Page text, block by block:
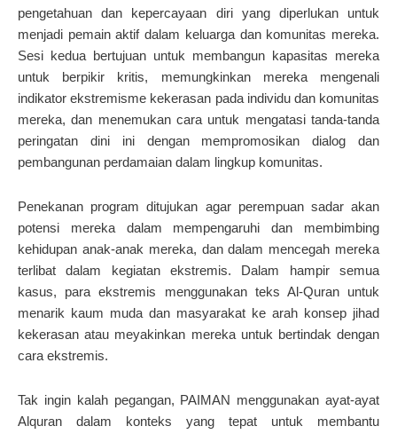
pengetahuan dan kepercayaan diri yang diperlukan untuk
menjadi pemain aktif dalam keluarga dan komunitas mereka.
Sesi kedua bertujuan untuk membangun kapasitas mereka
untuk berpikir kritis, memungkinkan mereka mengenali
indikator ekstremisme kekerasan pada individu dan komunitas
mereka, dan menemukan cara untuk mengatasi tanda-tanda
peringatan dini ini dengan mempromosikan dialog dan
pembangunan perdamaian dalam lingkup komunitas.
Penekanan program ditujukan agar perempuan sadar akan
potensi mereka dalam mempengaruhi dan membimbing
kehidupan anak-anak mereka, dan dalam mencegah mereka
terlibat dalam kegiatan ekstremis. Dalam hampir semua
kasus, para ekstremis menggunakan teks Al-Quran untuk
menarik kaum muda dan masyarakat ke arah konsep jihad
kekerasan atau meyakinkan mereka untuk bertindak dengan
cara ekstremis.
Tak ingin kalah pegangan, PAIMAN menggunakan ayat-ayat
Alquran dalam konteks yang tepat untuk membantu